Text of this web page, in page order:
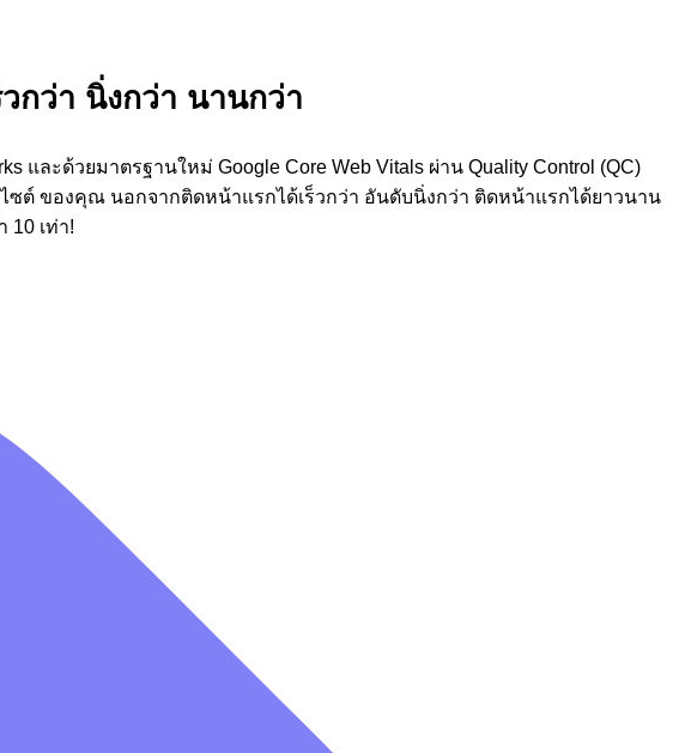
กว่า นิ่งกว่า นานกว่า
ละด้วยมาตรฐานใหม่ Google Core Web Vitals ผ่าน Quality Control (QC)
ไซต์ ของคุณ นอกจากติดหน้าแรกได้เร็วกว่า อันดับนิ่งกว่า ติดหน้าแรกได้ยาวนาน
10 เท่า!